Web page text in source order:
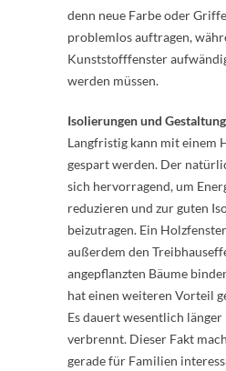
denn neue Farbe oder
problemlos auftragen,
Kunststofffenster
werden müssen.
Isolierungen und Gestaltung
Langfristig kann mit einem
gespart werden. Der
sich hervorragend, um
reduzieren und zur guten
beizutragen. Ein
außerdem den
angepflanzten Bäume
hat einen weiteren Vorteil
Es dauert wesentlich
verbrennt. Dieser Fakt
gerade für Familien